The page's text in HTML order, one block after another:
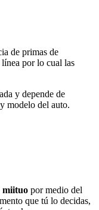
de primas de
por lo cual las
y depende de
modelo del auto.
miituo por medio del
que tú lo decidas,